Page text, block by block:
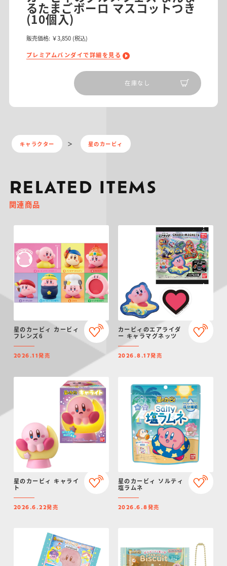
るたまごボーロ マスコットつき
(10個入)
販売価格: ￥3,850 (税込)
プレミアムバンダイで詳細を見る
在庫なし
キャラクター 星のカービィ
RELATED ITEMS
関連商品
星のカービィ カービィ
フレンズ6
2026.11発売
カービィのエアライダ
ー キャラマグネッツ
2026.8.17発売
星のカービィ キャライ
ト
2026.6.22発売
星のカービィ ソルティ
塩ラムネ
2026.6.8発売